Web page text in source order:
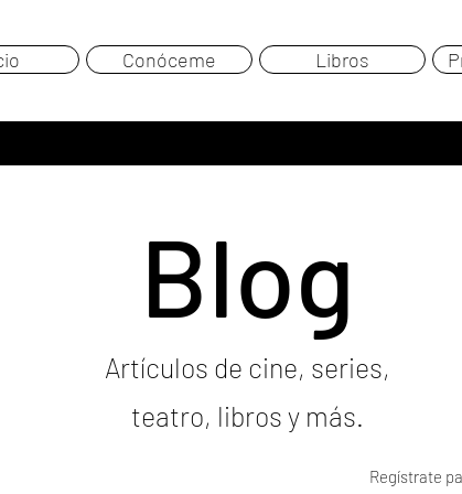
Conóceme Libros
Blog
Artículos de cine, series,
teatro, libros y más.
Regístrate